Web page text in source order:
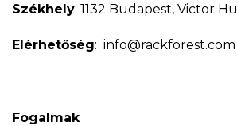
Székhely: 1132 Budapest, Victor
Elérhetőség: info@rackforest.com
Fogalmak